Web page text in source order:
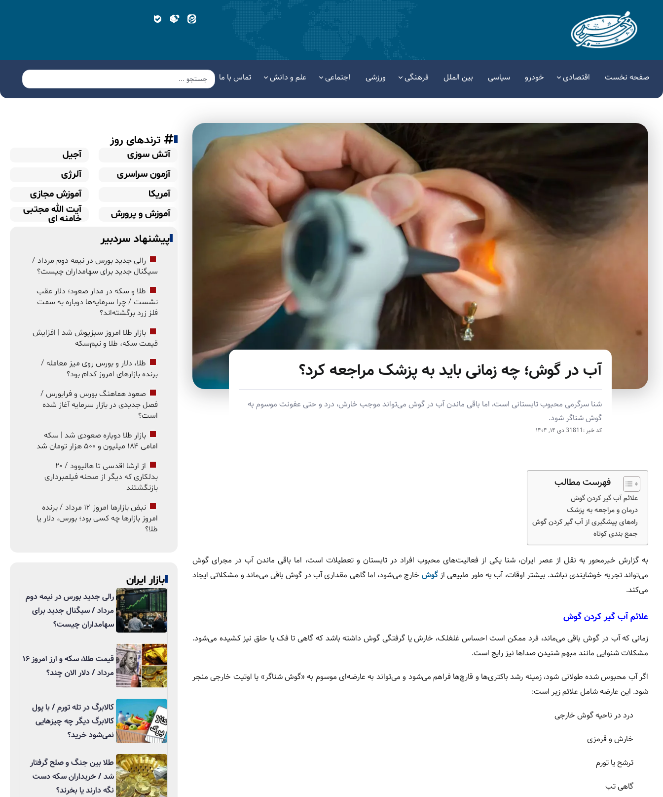
صفحه نخست اقتصادی خودرو سیاسی بین الملل فرهنگی ورزشی اجتماعی علم و دانش تماس با ما
آب در گوش؛ چه زمانی باید به پزشک مراجعه کرد؟
شنا سرگرمی محبوب تابستانی است، اما باقی ماندن آب در گوش می‌تواند موجب خارش، درد و حتی عفونت موسوم به
گوش شناگر شود.
کد خبر :31811 دی ۱۴, ۱۴۰۴
فهرست مطالب
علائم آب گیر کردن گوش
درمان و مراجعه به پزشک
راه‌های پیشگیری از آب گیر کردن گوش
جمع بندی کوتاه
به گزارش خبرمحور به نقل از عصر ایران، شنا یکی از فعالیت‌های محبوب افراد در تابستان و تعطیلات است، اما باقی ماندن آب در مجرای گوش
می‌تواند تجربه خوشایندی نباشد. بیشتر اوقات، آب به طور طبیعی از گوش خارج می‌شود، اما گاهی مقداری آب در گوش باقی می‌ماند و مشکلاتی ایجاد
می‌کند.
علائم آب گیر کردن گوش
زمانی که آب در گوش باقی می‌ماند، فرد ممکن است احساس غلغلک، خارش یا گرفتگی گوش داشته باشد که گاهی تا فک یا حلق نیز کشیده می‌شود.
مشکلات شنوایی مانند مبهم شنیدن صداها نیز رایج است.
اگر آب محبوس شده طولانی شود، زمینه رشد باکتری‌ها و قارچ‌ها فراهم می‌شود و می‌تواند به عارضه‌ای موسوم به «گوش شناگر» یا اوتیت خارجی منجر
شود. این عارضه شامل علائم زیر است:
درد در ناحیه گوش خارجی
خارش و قرمزی
ترشح یا تورم
گاهی تب
ترندهای روز
آتش سوزی
آجیل
آزمون سراسری
آلرژی
آمریکا
آموزش مجازی
آموزش و پرورش
آیت الله مجتبی
خامنه ای
پیشنهاد سردبیر
رالی جدید بورس در نیمه دوم مرداد /
سیگنال جدید برای سهامداران چیست؟
طلا و سکه در مدار صعود؛ دلار عقب
نشست / چرا سرمایه‌ها دوباره به سمت
فلز زرد برگشته‌اند؟
بازار طلا امروز سبزپوش شد | افزایش
قیمت سکه، طلا و نیم‌سکه
طلا، دلار و بورس روی میز معامله /
برنده بازارهای امروز کدام بود؟
صعود هماهنگ بورس و فرابورس /
فصل جدیدی در بازار سرمایه آغاز شده
است؟
بازار طلا دوباره صعودی شد | سکه
امامی ۱۸۴ میلیون و ۵۰۰ هزار تومان شد
از ارشا اقدسی تا هالیوود / ۲۰
بدلکاری که دیگر از صحنه فیلمبرداری
بازنگشتند
نبض بازارها امروز ۱۲ مرداد / برنده
امروز بازارها چه کسی بود؛ بورس، دلار یا
طلا؟
بازار ایران
رالی جدید بورس در نیمه دوم
مرداد / سیگنال جدید برای
سهامداران چیست؟
قیمت طلا، سکه و ارز امروز ۱۶
مرداد / دلار الان چند؟
کالابرگ در تله تورم / با پول
کالابرگ دیگر چه چیزهایی
نمی‌شود خرید؟
طلا بین جنگ و صلح گرفتار
شد / خریداران سکه دست
نگه دارند یا بخرند؟